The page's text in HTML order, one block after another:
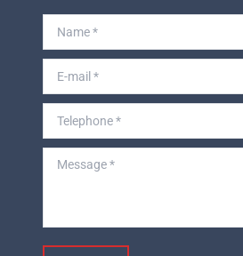
Name *
E-mail *
Telephone *
Message *